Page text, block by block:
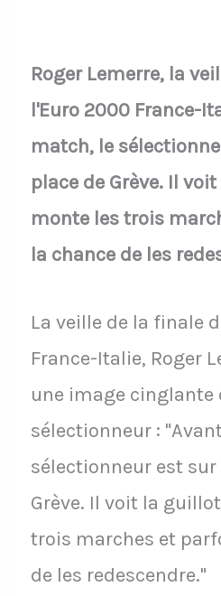
Roger Lemerre, la
l'Euro 2000 France-
match, le
place de Grève. Il
monte les trois
la chance de les
La veille de la finale
France-Italie, Roger
une image cinglante
sélectionneur :
sélectionneur est sur
Grève. Il voit la
trois marches et
de les redescendre."